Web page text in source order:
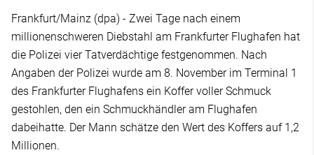
Frankfurt/Mainz (dpa) - Zwei Tage nach einem
millionenschweren Diebstahl am Frankfurter Flughafen hat
die Polizei vier Tatverdächtige festgenommen. Nach
Angaben der Polizei wurde am 8. November im Terminal 1
des Frankfurter Flughafens ein Koffer voller Schmuck
gestohlen, den ein Schmuckhändler am Flughafen
dabeihatte. Der Mann schätze den Wert des Koffers auf 1,2
Millionen.